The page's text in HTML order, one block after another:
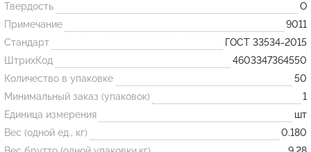
Муфель
Черпак
Шербер
Трубка
Стержень
Пробка
Подставка
Твердость
O
Примечание
9011
Стандарт
ГОСТ 33534-2015
ШтрихКод
4603347364550
Количество в упаковке
50
Минимальный заказ (упаковок)
1
Единица измерения
шт
Вес (одной ед., кг)
0.180